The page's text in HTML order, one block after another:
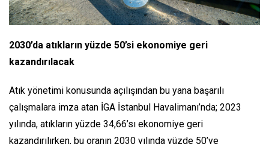
2030’da atıkların yüzde 50’si ekonomiye geri
kazandırılacak
Atık yönetimi konusunda açılışından bu yana başarılı
çalışmalara imza atan İGA İstanbul Havalimanı’nda; 2023
yılında, atıkların yüzde 34,66’sı ekonomiye geri
kazandırılırken, bu oranın 2030 yılında yüzde 50’ye